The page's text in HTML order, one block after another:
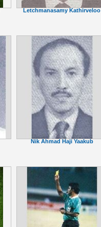
Letchmanasamy Kathirveloo
Nik Ahmad Haji Yaakub